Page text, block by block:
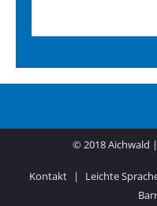
© 2018 Aichwald
Kontakt | Leichte